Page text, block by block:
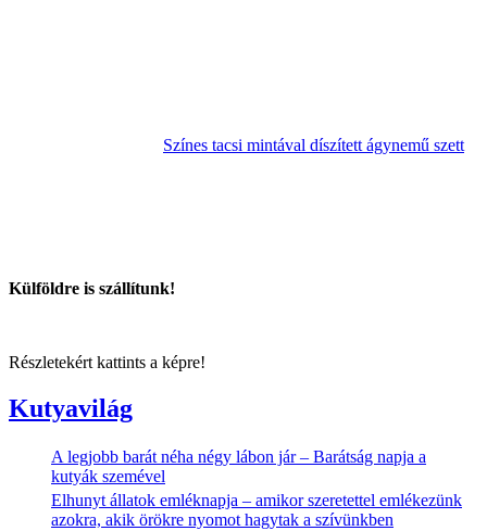
Színes tacsi mintával díszített ágynemű szett
Külföldre is szállítunk!
Részletekért kattints a képre!
Kutyavilág
A legjobb barát néha négy lábon jár – Barátság napja a
kutyák szemével
Elhunyt állatok emléknapja – amikor szeretettel emlékezünk
azokra, akik örökre nyomot hagytak a szívünkben